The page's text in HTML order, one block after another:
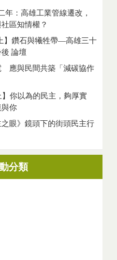
年：高雄工業管線遷改，
區知情權？
】鑽石與犧牲帶—高雄三十
論壇
應與民間共築「減碳協作
】你以為的民主，夠厚實
你
之眼》鏡頭下的街頭民主行
分類